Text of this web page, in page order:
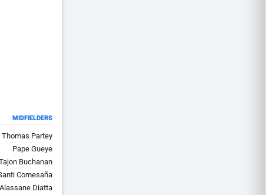
MIDFIELDERS
Thomas Partey
Pape Gueye
Buchanan
Comesaña
Alassane Diatta